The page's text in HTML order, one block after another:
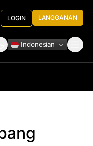
LOGIN LANGGANAN
Indonesian